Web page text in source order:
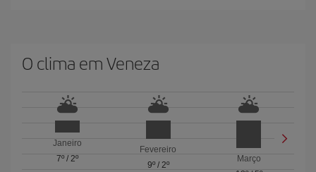
O clima em Veneza
Janeiro
7º/ 2º
Fevereiro
9º/ 2º
Março